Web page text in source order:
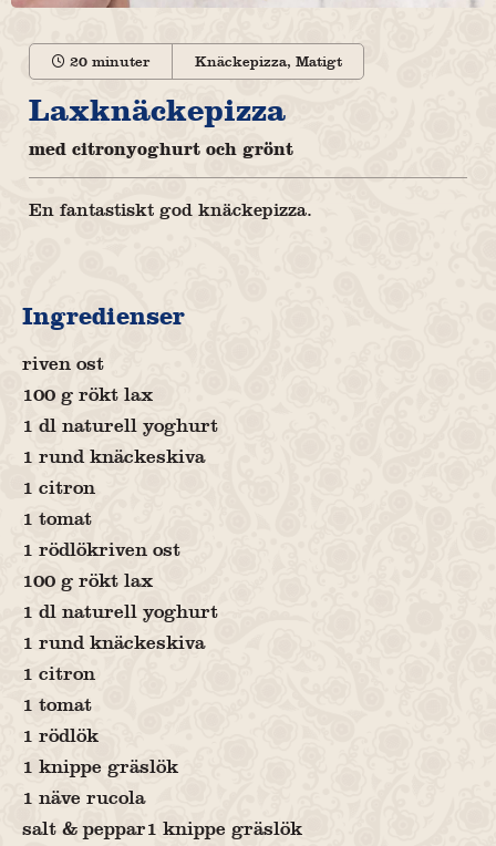
20 minuter Knäckepizza, Matigt
Laxknäckepizza
med citronyoghurt och grönt
En fantastiskt god knäckepizza.
Ingredienser
riven ost
100 g rökt lax
1 dl naturell yoghurt
1 rund knäckeskiva
1 citron
1 tomat
1 rödlökriven ost
100 g rökt lax
1 dl naturell yoghurt
1 rund knäckeskiva
1 citron
1 tomat
1 rödlök
1 knippe gräslök
1 näve rucola
salt & peppar1 knippe gräslök